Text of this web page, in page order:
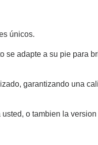
únicos.
se adapte a su pie para
garantizando una
o tambien la version